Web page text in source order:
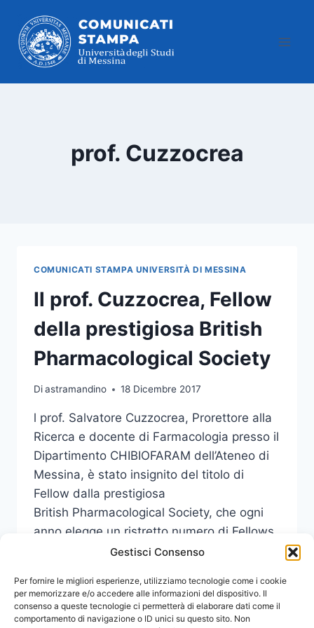
Gestisci Consenso
Per fornire le migliori esperienze, utilizziamo tecnologie come i cookie
per memorizzare e/o accedere alle informazioni del dispositivo. Il
consenso a queste tecnologie ci permetterà di elaborare dati come il
comportamento di navigazione o ID unici su questo sito. Non
contenuto
prof. Cuzzocrea
COMUNICATI STAMPA UNIVERSITÀ DI MESSINA
Il prof. Cuzzocrea, Fellow
della prestigiosa British
Pharmacological Society
Diastramandino 18 Dicembre 2017
l prof. Salvatore Cuzzocrea, Prorettore alla
Ricerca e docente di Farmacologia presso il
Dipartimento CHIBIOFARAM dell’Ateneo di
Messina, è stato insignito del titolo di
Fellow dalla prestigiosa
British Pharmacological Society, che ogni
anno elegge un ristretto numero di Fellows
e Honorary Fellows.
LEGGI DI PIÙIL
PROF.
CUZZOCREA,
FELLOW